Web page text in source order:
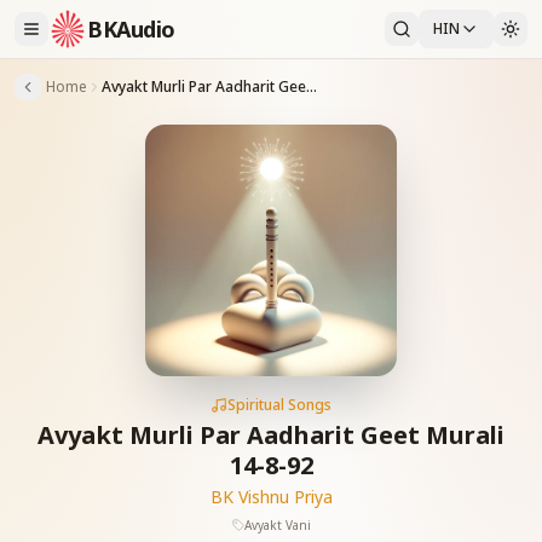
BKAudio HIN
Home Avyakt Murli Par Aadharit Geet Murali 14-8-92
Spiritual Songs
Avyakt Murli Par Aadharit Geet Murali
14-8-92
BK Vishnu Priya
Avyakt Vani